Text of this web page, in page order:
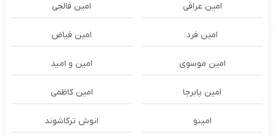
امین عراقی امین فالجی
امین فرد امین فیاض
امین موسوی امین و امید
امین پابرجا امین کاظمی
امینو انوش ترکاشوند